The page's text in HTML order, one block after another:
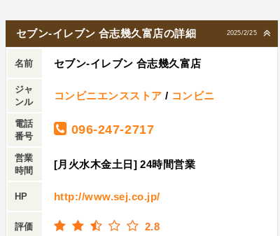
2025/2/25
セブン-イレブン 合志幾久富店の詳細
名前 セブン-イレブン 合志幾久富店
ジャ
ンル
コンビニエンスストア / コンビニ
電話
番号
096-247-2717
営業
時間
[月火水木金土日] 24時間営業
HP http://www.sej.co.jp/
評価 2.8